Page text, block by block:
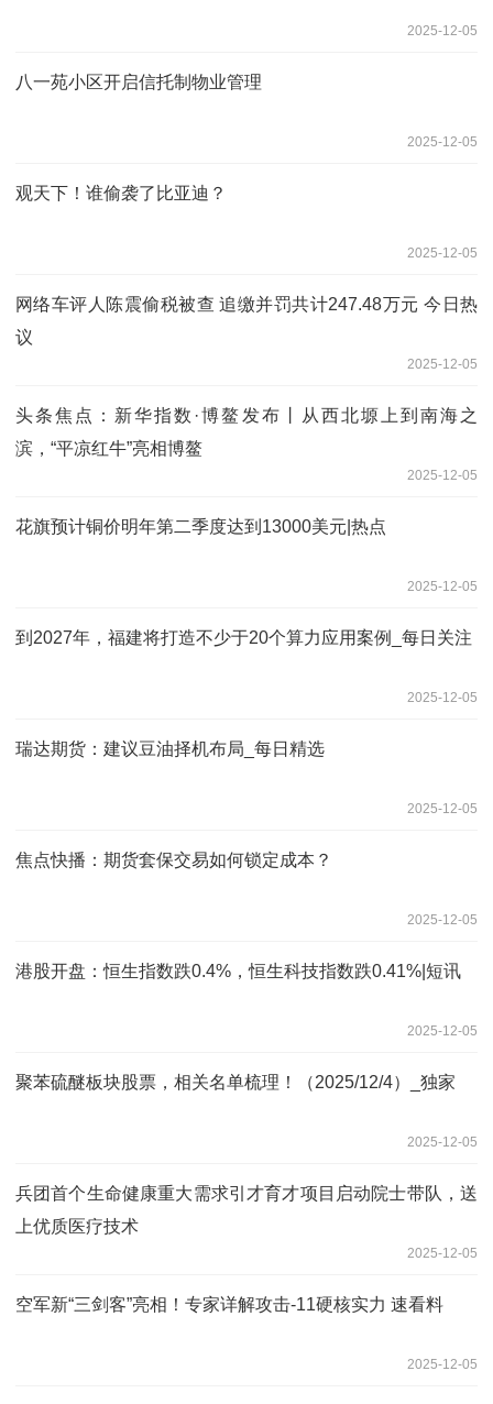
2025-12-05
八一苑小区开启信托制物业管理
2025-12-05
观天下！谁偷袭了比亚迪？
2025-12-05
网络车评人陈震偷税被查 追缴并罚共计247.48万元 今日热
议
2025-12-05
头条焦点：新华指数·博鳌发布丨从西北塬上到南海之
滨，“平凉红牛”亮相博鳌
2025-12-05
花旗预计铜价明年第二季度达到13000美元|热点
2025-12-05
到2027年，福建将打造不少于20个算力应用案例_每日关注
2025-12-05
瑞达期货：建议豆油择机布局_每日精选
2025-12-05
焦点快播：期货套保交易如何锁定成本？
2025-12-05
港股开盘：恒生指数跌0.4%，恒生科技指数跌0.41%|短讯
2025-12-05
聚苯硫醚板块股票，相关名单梳理！（2025/12/4）_独家
2025-12-05
兵团首个生命健康重大需求引才育才项目启动院士带队，送
上优质医疗技术
2025-12-05
空军新“三剑客”亮相！专家详解攻击-11硬核实力 速看料
2025-12-05